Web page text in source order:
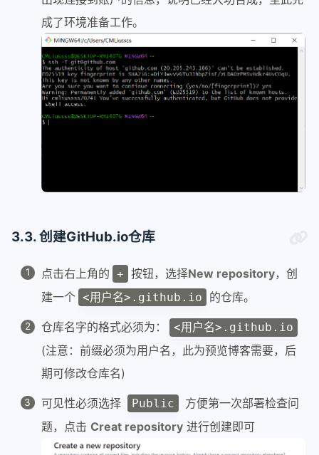
成了环境准备工作。
3.3. 创建GitHub.io仓库
点击右上角的 + 按钮，选择New repository，创
建一个 <用户名>.github.io 的仓库。
仓库名字的格式必须为： <用户名>.github.io
(注意：前缀必须为用户名，此为预览博客需要，后
期可修改仓库名)
可见性必须选择 Public
方便第一次部署检查问
题，点击 Creat repository进行创建即可